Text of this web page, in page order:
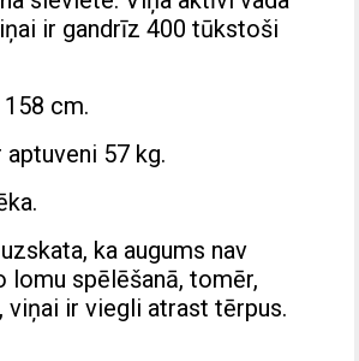
ir gandrīz 400 tūkstoši
cm.
57 kg.
ka augums nav
spēlēšanā, tomēr,
ir viegli atrast tērpus.